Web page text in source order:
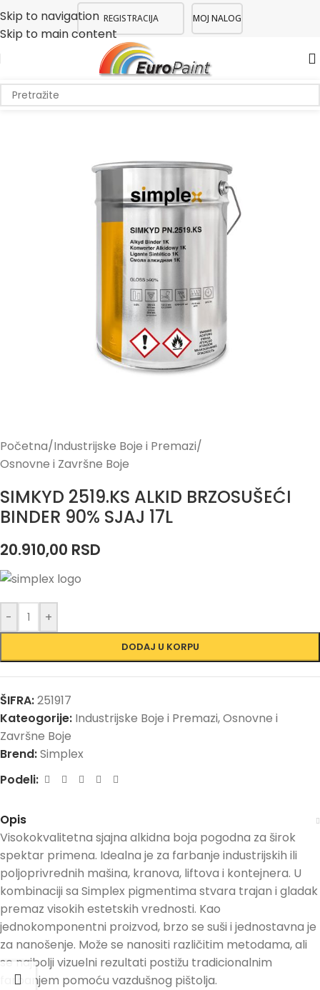
Skip to navigation
Skip to main content
REGISTRACIJA MOJ NALOG
Početna/Industrijske Boje i Premazi/
Osnovne i Završne Boje
SIMKYD 2519.KS ALKID BRZOSUŠEĆI
BINDER 90% SJAJ 17L
20.910,00 RSD
- +
DODAJ U KORPU
ŠIFRA:251917
Kateogorije: Industrijske Boje i Premazi,Osnovne i
Završne Boje
Brend:Simplex
Podeli:
Opis
Visokokvalitetna sjajna alkidna boja pogodna za širok
spektar primena. Idealna je za farbanje industrijskih ili
poljoprivrednih mašina, kranova, liftova i kontejnera. U
kombinaciji sa Simplex pigmentima stvara trajan i gladak
premaz visokih estetskih vrednosti. Kao
jednokomponentni proizvod, brzo se suši i jednostavna je
za nanošenje. Može se nanositi različitim metodama, ali
se najbolji vizuelni rezultati postižu tradicionalnim
farbanjem pomoću vazdušnog pištolja.